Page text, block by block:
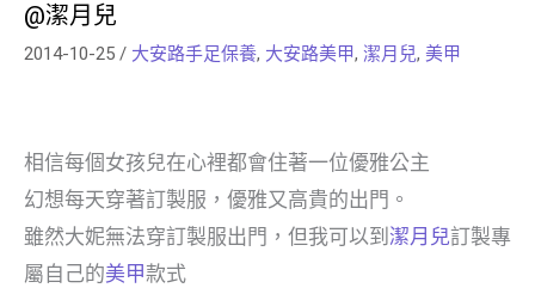
@潔月兒
2014-10-25 / 大安路手足保養, 大安路美甲, 潔月兒, 美甲
相信每個女孩兒在心裡都會住著一位優雅公主
幻想每天穿著訂製服，優雅又高貴的出門。
雖然大妮無法穿訂製服出門，但我可以到 潔月兒訂製專
屬自己的美甲款式